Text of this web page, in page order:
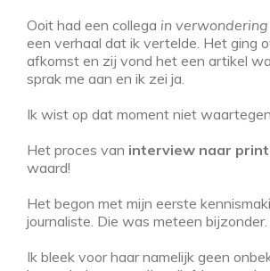
Ooit had een collega in verwondering
een verhaal dat ik vertelde. Het ging
afkomst en zij vond het een artikel
sprak me aan en ik zei ja.
Ik wist op dat moment niet
Het proces van interview naar print
waard!
Het begon met mijn eerste
journaliste. Die was meteen bijzonder.
Ik bleek voor haar namelijk geen